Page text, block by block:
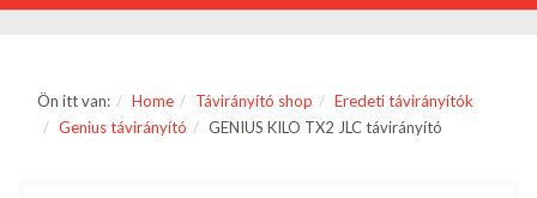
Ön itt van: Home Távirányító shop
Eredeti távirányítók
Genius távirányító
GENIUS KILO TX2 JLC távirányító